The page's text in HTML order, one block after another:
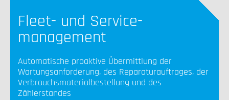
Fleet- und Service-
management
Automatische proaktive Übermittlung der
Wartungsanforderung, des Reparaturauftrages, der
Verbrauchsmaterialbestellung und des
Zählerstandes